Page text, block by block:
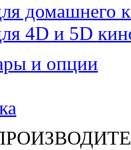
домашнего
4D и 5D
и опции